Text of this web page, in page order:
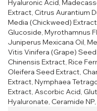
Hyaluronic Acid,
Extract, Citrus Aurantium
Media (Chickweed)
Glucoside, Myrothamnus
Juniperus Mexicana Oil,
Vitis Vinifera (Grape)
Chinensis Extract, Rice
Oleifera Seed Extract,
Extract, Nymphaea
Extract, Ascorbic Acid,
Hyaluronate, Ceramide